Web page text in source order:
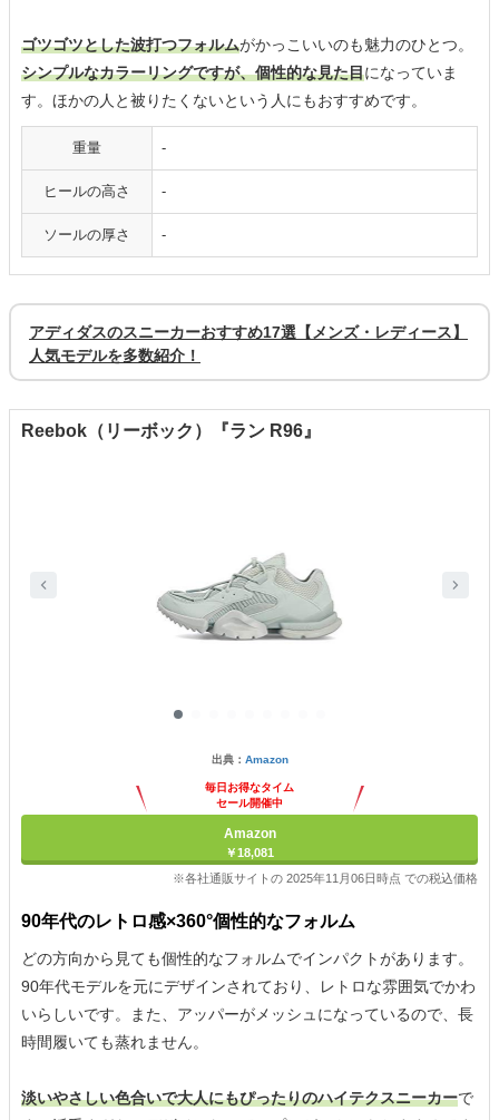
ゴツゴツとした波打つフォルムがかっこいいのも魅力のひとつ。
シンプルなカラーリングですが、個性的な見た目になっていま
す。ほかの人と被りたくないという人にもおすすめです。
重量 -
ヒールの高さ -
ソールの厚さ -
アディダスのスニーカーおすすめ17選【メンズ・レディース】
人気モデルを多数紹介！
Reebok（リーボック）『ラン R96』
出典： Amazon
毎日お得なタイム
セール開催中
Amazon
￥18,081
※各社通販サイトの 2025年11月06日時点 での税込価格
90年代のレトロ感×360°個性的なフォルム
どの方向から見ても個性的なフォルムでインパクトがあります。
90年代モデルを元にデザインされており、レトロな雰囲気でかわ
いらしいです。また、アッパーがメッシュになっているので、長
時間履いても蒸れません。
淡いやさしい色合いで大人にもぴったりのハイテクスニーカーで